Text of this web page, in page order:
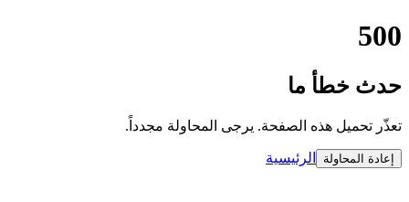
500
حدث خطأ ما
تعذّر تحميل هذه الصفحة. يرجى المحاولة مجدداً.
إعادة المحاولة الرئيسية